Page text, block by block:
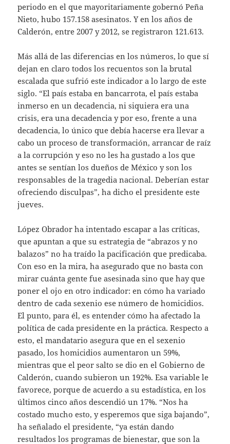
periodo en el que mayoritariamente gobernó Peña
Nieto, hubo 157.158 asesinatos. Y en los años de
Calderón, entre 2007 y 2012, se registraron 121.613.
Más allá de las diferencias en los números, lo que sí
dejan en claro todos los recuentos son la brutal
escalada que sufrió este indicador a lo largo de este
siglo. “El país estaba en bancarrota, el país estaba
inmerso en un decadencia, ni siquiera era una
crisis, era una decadencia y por eso, frente a una
decadencia, lo único que debía hacerse era llevar a
cabo un proceso de transformación, arrancar de raíz
a la corrupción y eso no les ha gustado a los que
antes se sentían los dueños de México y son los
responsables de la tragedia nacional. Deberían estar
ofreciendo disculpas”, ha dicho el presidente este
jueves.
López Obrador ha intentado escapar a las críticas,
que apuntan a que su estrategia de “abrazos y no
balazos” no ha traído la pacificación que predicaba.
Con eso en la mira, ha asegurado que no basta con
mirar cuánta gente fue asesinada sino que hay que
poner el ojo en otro indicador: en cómo ha variado
dentro de cada sexenio ese número de homicidios.
El punto, para él, es entender cómo ha afectado la
política de cada presidente en la práctica. Respecto a
esto, el mandatario asegura que en el sexenio
pasado, los homicidios aumentaron un 59%,
mientras que el peor salto se dio en el Gobierno de
Calderón, cuando subieron un 192%. Esa variable le
favorece, porque de acuerdo a su estadística, en los
últimos cinco años descendió un 17%. “Nos ha
costado mucho esto, y esperemos que siga bajando”,
ha señalado el presidente, “ya están dando
resultados los programas de bienestar, que son la